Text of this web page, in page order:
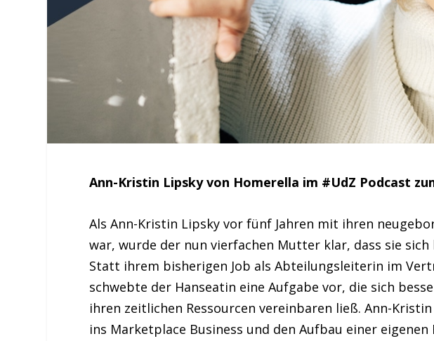
Ann-Kristin Lipsky von Homerella im #UdZ Podcast
Als Ann-Kristin Lipsky vor fünf Jahren mit ihren
war, wurde der nun vierfachen Mutter klar, dass sie
Statt ihrem bisherigen Job als Abteilungsleiterin im
schwebte der Hanseatin eine Aufgabe vor, die sich
ihren zeitlichen Ressourcen vereinbaren ließ. Ann-
ins Marketplace Business und den Aufbau einer